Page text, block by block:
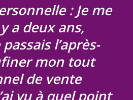
: Je me
a deux ans,
l’après-
mon tout
de vente
vu à quel point